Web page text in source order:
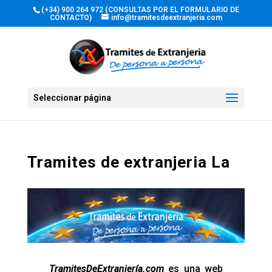
(+34) 900 264 972 (CONSULTAS POR EL FORMULARIO DE
CONTACTO)
info@tramitesdeextranjeria.com
Seleccionar página
Tramites de extranjeria La
TramitesDeExtranjería.comes una web